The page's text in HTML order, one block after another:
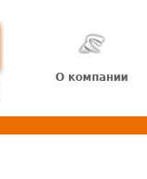
О компании